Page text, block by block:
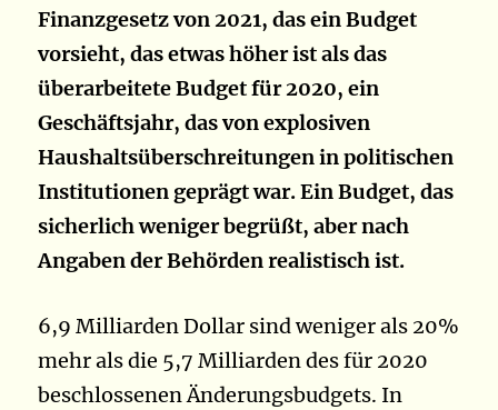
Finanzgesetz von 2021, das ein Budget
vorsieht, das etwas höher ist als das
überarbeitete Budget für 2020, ein
Geschäftsjahr, das von explosiven
Haushaltsüberschreitungen in politischen
Institutionen geprägt war. Ein Budget, das
sicherlich weniger begrüßt, aber nach
Angaben der Behörden realistisch ist.
6,9 Milliarden Dollar sind weniger als 20%
mehr als die 5,7 Milliarden des für 2020
beschlossenen Änderungsbudgets. In